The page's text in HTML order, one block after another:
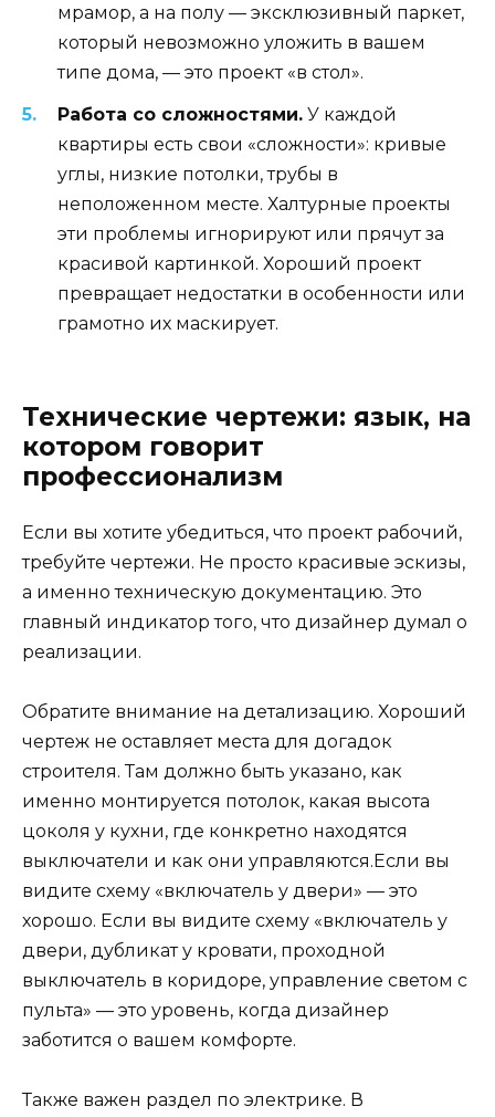
мрамор, а на полу — эксклюзивный паркет,
который невозможно уложить в вашем
типе дома, — это проект «в стол».
Работа со сложностями. У каждой
квартиры есть свои «сложности»: кривые
углы, низкие потолки, трубы в
неположенном месте. Халтурные проекты
эти проблемы игнорируют или прячут за
красивой картинкой. Хороший проект
превращает недостатки в особенности или
грамотно их маскирует.
Технические чертежи: язык, на
котором говорит
профессионализм
Если вы хотите убедиться, что проект рабочий,
требуйте чертежи. Не просто красивые эскизы,
а именно техническую документацию. Это
главный индикатор того, что дизайнер думал о
реализации.
Обратите внимание на детализацию. Хороший
чертеж не оставляет места для догадок
строителя. Там должно быть указано, как
именно монтируется потолок, какая высота
цоколя у кухни, где конкретно находятся
выключатели и как они управляются.Если вы
видите схему «включатель у двери» — это
хорошо. Если вы видите схему «включатель у
двери, дубликат у кровати, проходной
выключатель в коридоре, управление светом с
пульта» — это уровень, когда дизайнер
заботится о вашем комфорте.
Также важен раздел по электрике. В